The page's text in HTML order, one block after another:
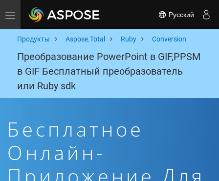
Toggle navigation Русский
Продукты Aspose.Total Ruby Conversion
Преобразование PowerPoint в GIF,PPSM
в GIF Бесплатный преобразователь
или Ruby sdk
Бесплатное
Онлайн-